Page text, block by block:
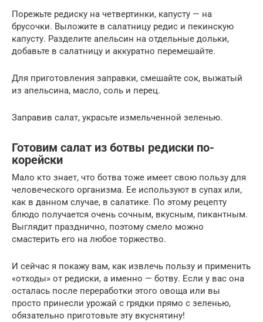
Порежьте редиску на четвертинки, капусту — на
брусочки. Выложите в салатницу редис и пекинскую
капусту. Разделите апельсин на отдельные дольки,
добавьте в салатницу и аккуратно перемешайте.
Для приготовления заправки, смешайте сок, выжатый
из апельсина, масло, соль и перец.
Заправив салат, украсьте измельченной зеленью.
Готовим салат из ботвы редиски по-
корейски
Мало кто знает, что ботва тоже имеет свою пользу для
человеческого организма. Ее используют в супах или,
как в данном случае, в салатике. По этому рецепту
блюдо получается очень сочным, вкусным, пикантным.
Выглядит празднично, поэтому смело можно
смастерить его на любое торжество.
И сейчас я покажу вам, как извлечь пользу и применить
«отходы» от редиски, а именно — ботву. Если у вас она
осталась после переработки этого овоща или вы
просто принесли урожай с грядки прямо с зеленью,
обязательно приготовьте эту вкуснятину!